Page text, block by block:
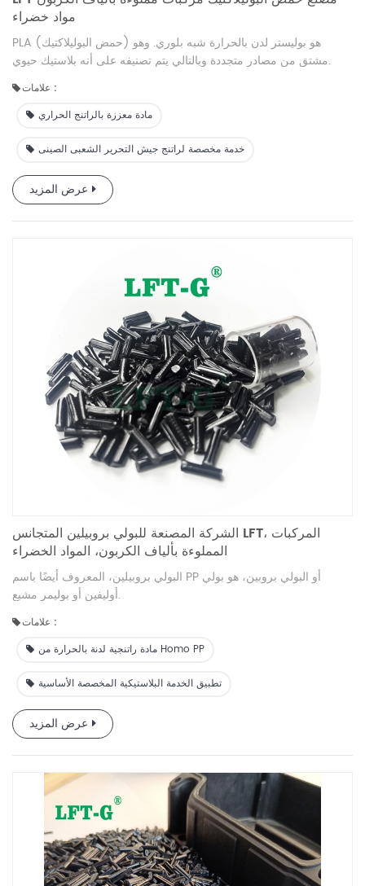
مواد خضراء
PLA (حمض البوليلاكتيك) هو بوليستر لدن بالحرارة شبه بلوري. وهو
مشتق من مصادر متجددة وبالتالي يتم تصنيفه على أنه بلاستيك حيوي.
علامات :
مادة معززة بالراتنج الحراري
خدمة مخصصة لراتنج جيش التحرير الشعبى الصينى
عرض المزيد
الشركة المصنعة للبولي بروبيلين المتجانس LFT، المركبات
المملوءة بألياف الكربون، المواد الخضراء
البولي بروبيلين، المعروف أيضًا باسم PP أو البولي بروبين، هو بولي
أوليفين أو بوليمر مشبع.
علامات :
مادة راتنجية لدنة بالحرارة من Homo PP
تطبيق الخدمة البلاستيكية المخصصة الأساسية
عرض المزيد